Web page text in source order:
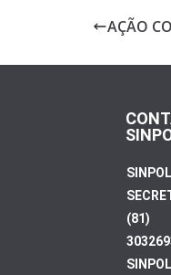
b
k
AÇÃO
SINPOL
(81)
SINPOL